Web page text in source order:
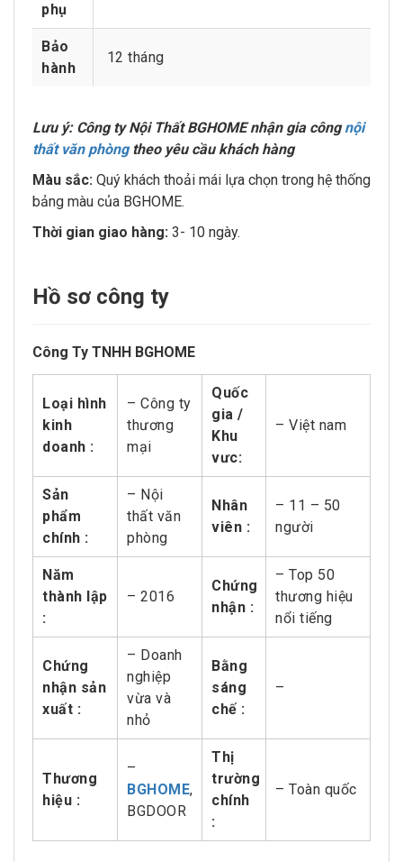
phụ
Bảo
hành
12 tháng
Lưu ý: Công ty Nội Thất BGHOME nhận gia côngnội
thất văn phòngtheo yêu cầu khách hàng
Màu sắc: Quý khách thoải mái lựa chọn trong hệ thống
bảng màu của BGHOME.
Thời gian giao hàng: 3- 10 ngày.
Hồ sơ công ty
Công Ty TNHH BGHOME
Loại hình
kinh
doanh :
– Công ty
thương
mại
Quốc
gia /
Khu
vưc:
– Việt nam
Sản
phẩm
chính :
– Nội
thất văn
phòng
Nhân
viên :
– 11 – 50
người
Năm
thành lập
:
– 2016
Chứng
nhận :
– Top 50
thương hiệu
nổi tiếng
Chứng
nhận sản
xuất :
– Doanh
nghiệp
vừa và
nhỏ
Bằng
sáng
chế :
–
Thương
hiệu :
–
BGHOME,
BGDOOR
Thị
trường
chính
:
– Toàn quốc